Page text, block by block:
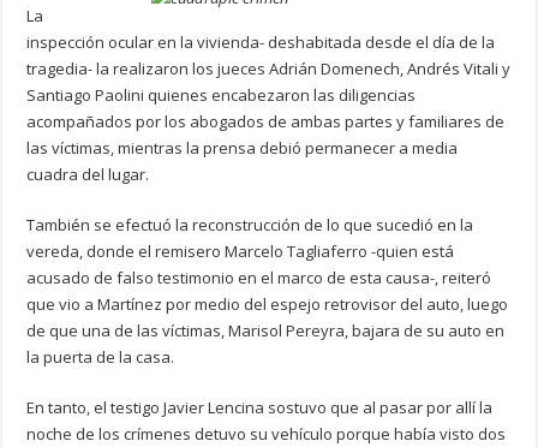
La
inspección ocular en la vivienda- deshabitada desde el día de la
tragedia- la realizaron los jueces Adrián Domenech, Andrés Vitali y
Santiago Paolini quienes encabezaron las diligencias
acompañados por los abogados de ambas partes y familiares de
las víctimas, mientras la prensa debió permanecer a media
cuadra del lugar.
También se efectuó la reconstrucción de lo que sucedió en la
vereda, donde el remisero Marcelo Tagliaferro -quien está
acusado de falso testimonio en el marco de esta causa-, reiteró
que vio a Martínez por medio del espejo retrovisor del auto, luego
de que una de las víctimas, Marisol Pereyra, bajara de su auto en
la puerta de la casa.
En tanto, el testigo Javier Lencina sostuvo que al pasar por allí la
noche de los crímenes detuvo su vehículo porque había visto dos